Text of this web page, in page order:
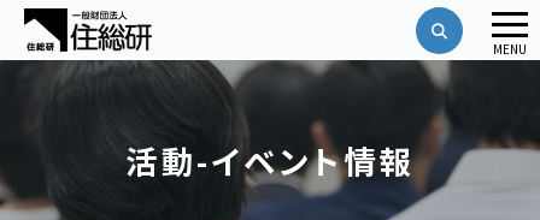
活動-イベント情報
メ
ー
MENU